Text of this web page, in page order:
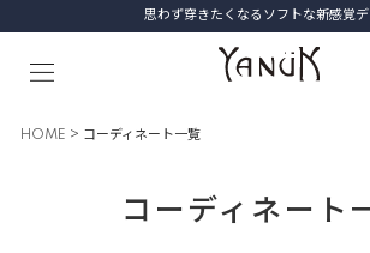
初めての1本に選びたい、名品デニ
HOME コーディネート一覧
コーディネート